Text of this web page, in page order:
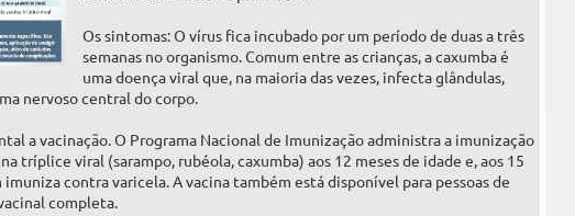
Os sintomas: O vírus fica incubado por um período de duas a três
semanas no organismo. Comum entre as crianças, a caxumba é
uma doença viral que, na maioria das vezes, infecta glândulas,
nervoso central do corpo.
a vacinação. O Programa Nacional de Imunização administra a imunização
tríplice viral (sarampo, rubéola, caxumba) aos 12 meses de idade e, aos 15
contra varicela. A vacina também está disponível para pessoas de
completa.